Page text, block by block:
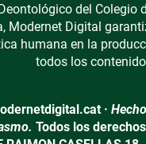
del Colegio
Modernet Digital
humana en la
todos los
·
Todos los